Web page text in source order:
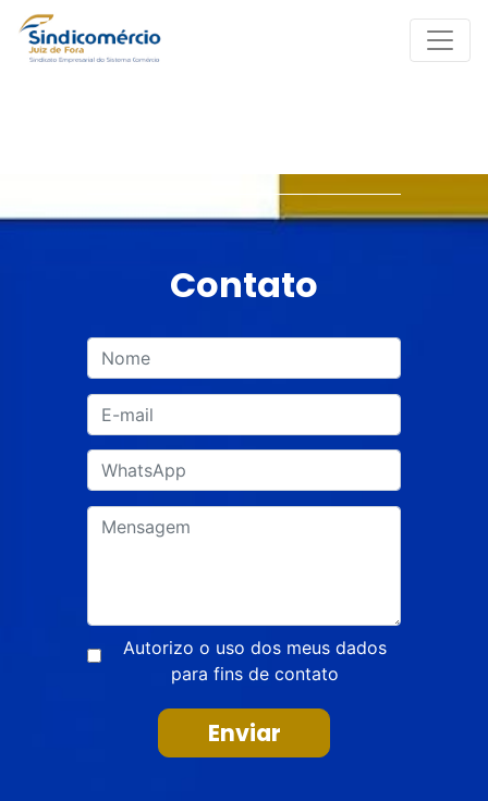
Contato
Autorizo o uso dos meus dados
para fins de contato
Enviar